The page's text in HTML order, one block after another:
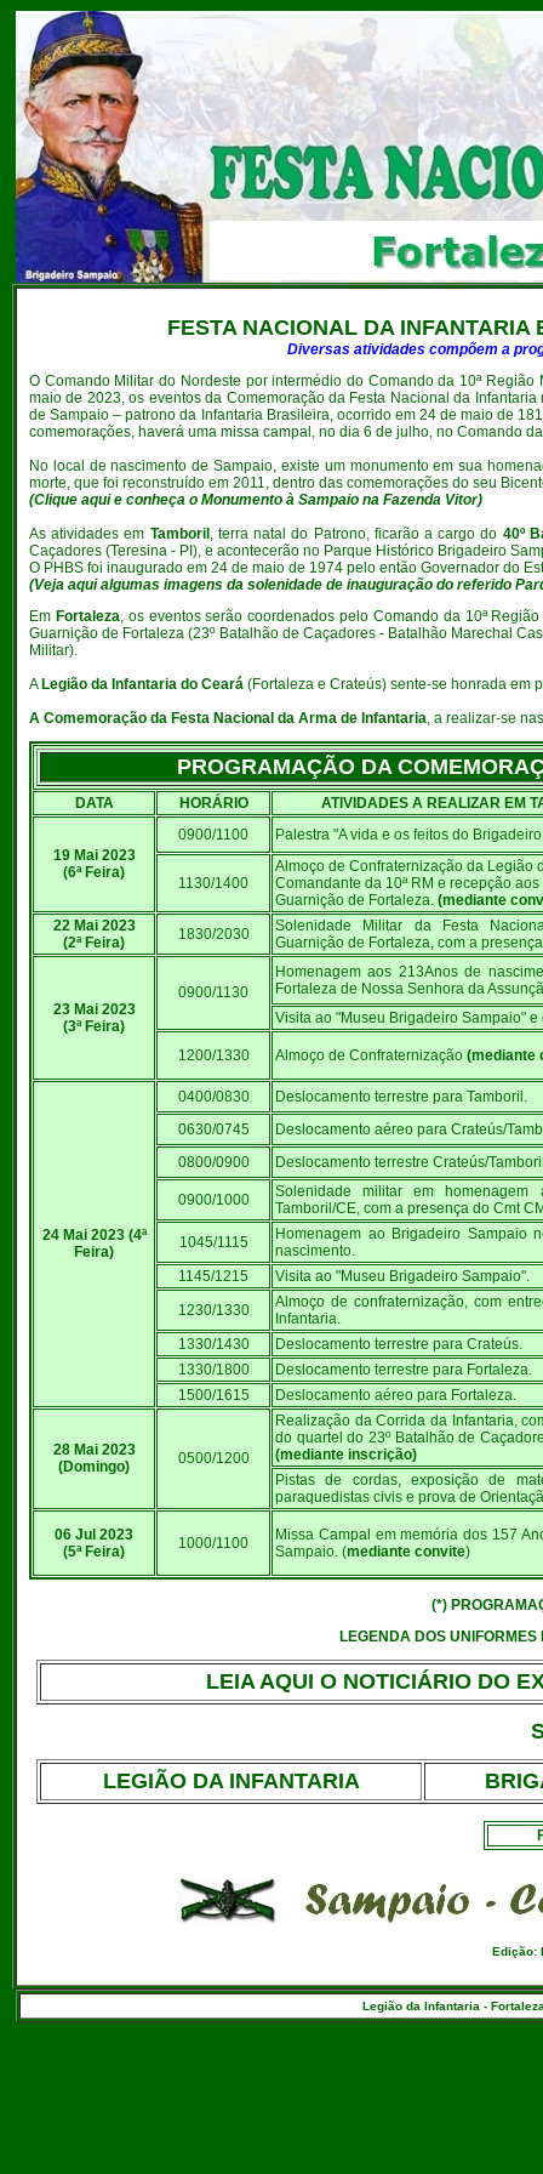
FESTA NACIONAL DA INFANTARIA
Diversas atividades compõem a
O Comando Militar do Nordeste por intermédio do Comando da 10ª
maio de 2023, os eventos da Comemoração da Festa Nacional da
de Sampaio – patrono da Infantaria Brasileira, ocorrido em 24 de maio de
comemorações, haverá uma missa campal, no dia 6 de julho, no Comando
No local de nascimento de Sampaio, existe um monumento em sua
morte, que foi reconstruído em 2011, dentro das comemorações do seu
(Clique aqui e conheça o Monumento à Sampaio na Fazenda Vitor)
As atividades em Tamboril , terra natal do Patrono, ficarão a cargo do 40º
Caçadores (Teresina - PI), e acontecerão no Parque Histórico Brigadeiro
O PHBS foi inaugurado em 24 de maio de 1974 pelo então Governador do
(Veja aqui algumas imagens da solenidade de inauguração do referido
Em Fortaleza, os eventos serão coordenados pelo Comando da 10ª
Guarnição de Fortaleza (23º Batalhão de Caçadores - Batalhão Marechal
Militar).
A Legião da Infantaria do Ceará (Fortaleza e Crateús) sente-se honrada em
A Comemoração da Festa Nacional da Arma de Infantaria, a realizar-se
PROGRAMAÇÃO DA
DATA HORÁRIO ATIVIDADES A REALIZAR EM
19 Mai 2023
(6ª Feira)
0900/1100 Palestra "A vida e os feitos do
1130/1400
Almoço de Confraternização da Legião
Comandante da 10ª RM e recepção
Guarnição de Fortaleza. (mediante
22 Mai 2023
(2ª Feira)
1830/2030
Solenidade Militar da Festa
Guarnição de Fortaleza, com a
23 Mai 2023
(3ª Feira)
0900/1130
Homenagem aos 213Anos de
Fortaleza de Nossa Senhora da
Visita ao "Museu Brigadeiro Sampaio" e
1200/1330 Almoço de Confraternização (mediante
24 Mai 2023 (4ª
Feira)
0400/0830
Deslocamento terrestre para Tamboril.
0630/0745
Deslocamento aéreo para Crateús/
0800/0900
Deslocamento terrestre Crateús/
0900/1000
Solenidade militar em
Tamboril/CE, com a presença do Cmt
1045/1115
Homenagem ao Brigadeiro Sampaio
nascimento.
1145/1215
Visita ao "Museu Brigadeiro Sampaio".
1230/1330
Almoço de confraternização, com
Infantaria.
1330/1430
Deslocamento terrestre para Crateús.
1330/1800
Deslocamento terrestre para Fortaleza.
1500/1615
Deslocamento aéreo para Fortaleza.
28 Mai 2023
(Domingo)
0500/1200
Realização da Corrida da Infantaria,
do quartel do 23º Batalhão de
(mediante inscrição)
Pistas de cordas, exposição de
paraquedistas civis e prova de
06 Jul 2023
(5ª Feira)
1000/1100
Missa Campal em memória dos 157
Sampaio. (mediante convite)
(*)
LEGENDA DOS
LEIA AQUI O NOTICIÁRIO DO
LEGIÃO DA INFANTARIA
Edição:
Legião da Infantaria -